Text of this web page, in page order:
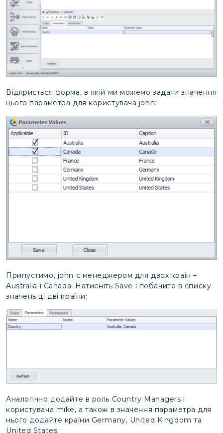
Відкриється форма, в якій ми можемо задати значення
цього параметра для користувача john:
Припустимо, john є менеджером для двох країн –
Australia і Canada. Натисніть Save і побачите в списку
значень ці дві країни:
Аналогічно додайте в роль Country Managers і
користувача mike, а також в значення параметра для
нього додайте країни Germany, United Kingdom та
United States: